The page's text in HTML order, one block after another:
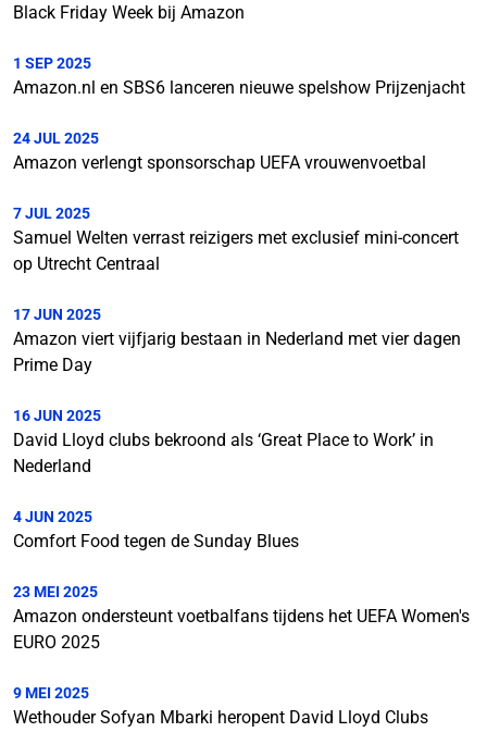
Black Friday Week bij Amazon
1 SEP 2025
Amazon.nl en SBS6 lanceren nieuwe spelshow Prijzenjacht
24 JUL 2025
Amazon verlengt sponsorschap UEFA vrouwenvoetbal
7 JUL 2025
Samuel Welten verrast reizigers met exclusief mini-concert
op Utrecht Centraal
17 JUN 2025
Amazon viert vijfjarig bestaan in Nederland met vier dagen
Prime Day
16 JUN 2025
David Lloyd clubs bekroond als ‘Great Place to Work’ in
Nederland
4 JUN 2025
Comfort Food tegen de Sunday Blues
23 MEI 2025
Amazon ondersteunt voetbalfans tijdens het UEFA Women's
EURO 2025
9 MEI 2025
Wethouder Sofyan Mbarki heropent David Lloyd Clubs